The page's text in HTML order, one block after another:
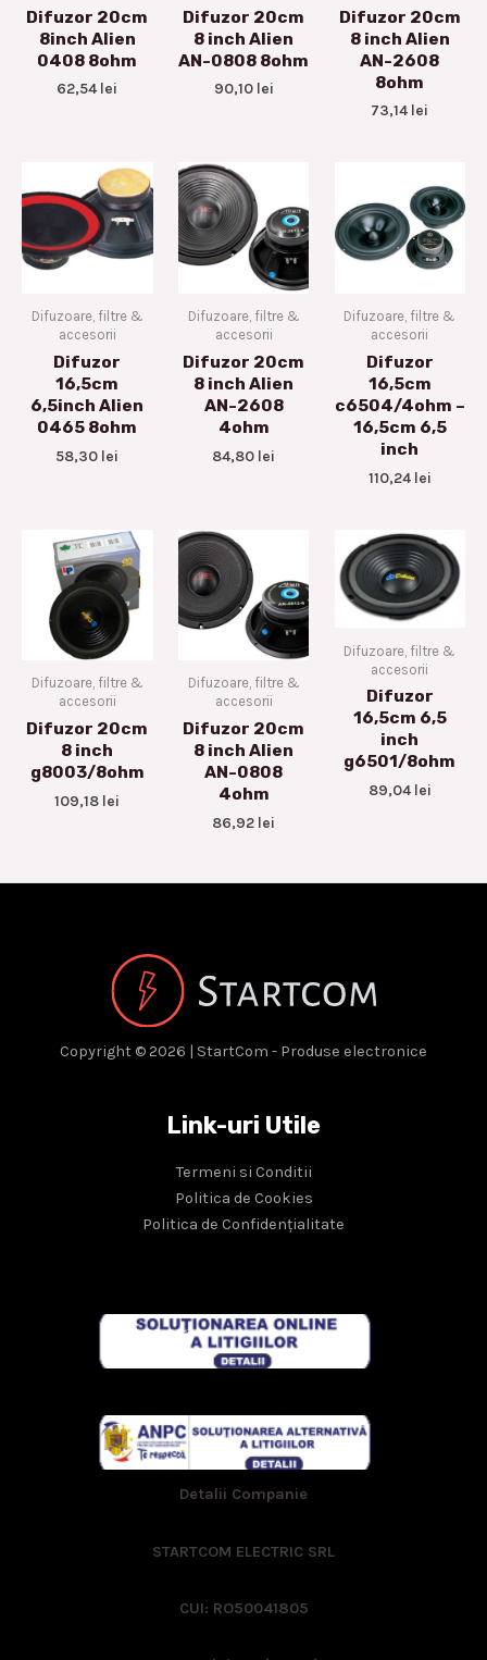
Difuzor 20cm
8inch Alien
0408 8ohm
62,54 lei
Difuzor 20cm
8 inch Alien
AN-0808 8ohm
90,10 lei
Difuzor 20cm
8 inch Alien
AN-2608
8ohm
73,14 lei
Difuzoare, filtre &
accesorii
Difuzor
16,5cm
6,5inch Alien
0465 8ohm
58,30 lei
Difuzoare, filtre &
accesorii
Difuzor 20cm
8 inch Alien
AN-2608
4ohm
84,80 lei
Difuzoare, filtre &
accesorii
Difuzor
16,5cm
c6504/4ohm –
16,5cm 6,5
inch
110,24 lei
Difuzoare, filtre &
accesorii
Difuzor 20cm
8 inch
g8003/8ohm
109,18 lei
Difuzoare, filtre &
accesorii
Difuzor 20cm
8 inch Alien
AN-0808
4ohm
86,92 lei
Difuzoare, filtre &
accesorii
Difuzor
16,5cm 6,5
inch
g6501/8ohm
89,04 lei
Copyright © 2026 | StartCom - Produse electronice
Link-uri Utile
Termeni si Conditii
Politica de Cookies
Politica de Confidențialitate
Detalii Companie
STARTCOM ELECTRIC SRL
CUI: RO50041805